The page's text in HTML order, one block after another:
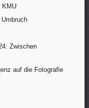
KMU
Zwischen
auf die Fotografie